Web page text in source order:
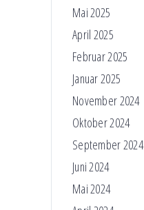
Mai 2025
April 2025
Februar 2025
Januar 2025
November 2024
Oktober 2024
September 2024
Juni 2024
Mai 2024